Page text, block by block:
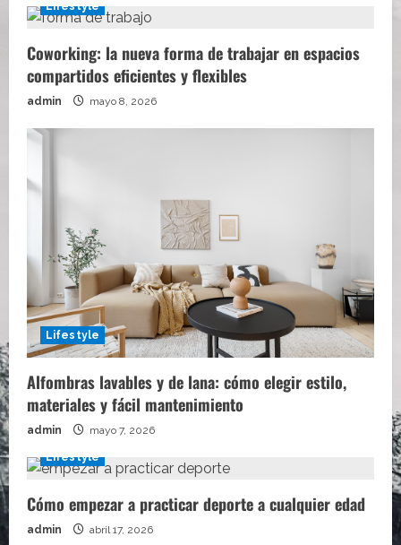
Lifestyle
Coworking: la nueva forma de trabajar en espacios
compartidos eficientes y flexibles
admin mayo 8, 2026
Lifestyle
Alfombras lavables y de lana: cómo elegir estilo,
materiales y fácil mantenimiento
admin mayo 7, 2026
Lifestyle
Cómo empezar a practicar deporte a cualquier edad
admin abril 17, 2026